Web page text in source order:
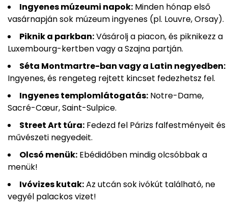
Ingyenes múzeumi napok: Minden hónap első
vasárnapján sok múzeum ingyenes (pl. Louvre, Orsay).
Piknik a parkban:Vásárolj a piacon, és piknikezz a
Luxembourg-kertben vagy a Szajna partján.
Séta Montmartre-ban vagy a Latin negyedben:
Ingyenes, és rengeteg rejtett kincset fedezhetsz fel.
Ingyenes templomlátogatás: Notre-Dame,
Sacré-Cœur, Saint-Sulpice.
Street Art túra: Fedezd fel Párizs falfestményeit és
művészeti negyedeit.
Olcsó menük: Ebédidőben mindig olcsóbbak a
menük!
Ivóvizes kutak:Az utcán sok ivókút található, ne
vegyél palackos vizet!